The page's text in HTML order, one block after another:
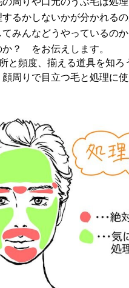
るかしないかが分かれる
てみんなどうやっているの
か？ をお伝えします。
と頻度、揃える道具を知ろ
周りで目立つ毛と処理に